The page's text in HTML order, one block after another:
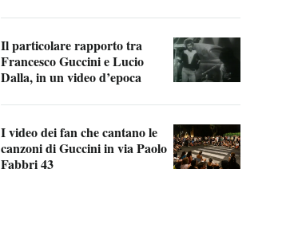
Il particolare rapporto tra
Francesco Guccini e Lucio
Dalla, in un video d’epoca
I video dei fan che cantano le
canzoni di Guccini in via Paolo
Fabbri 43